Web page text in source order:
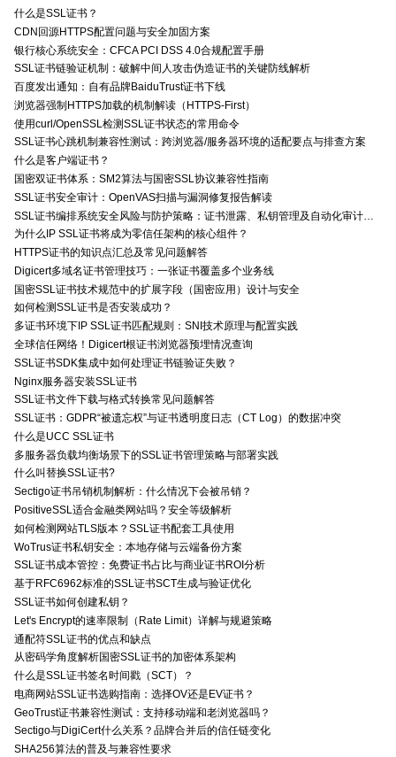
什么是SSL证书？
CDN回源HTTPS配置问题与安全加固方案
银行核心系统安全：CFCA PCI DSS 4.0合规配置手册
SSL证书链验证机制：破解中间人攻击伪造证书的关键防线解析
百度发出通知：自有品牌BaiduTrust证书下线
浏览器强制HTTPS加载的机制解读（HTTPS-First）
使用curl/OpenSSL检测SSL证书状态的常用命令
SSL证书心跳机制兼容性测试：跨浏览器/服务器环境的适配要点与排查方案
什么是客户端证书？
国密双证书体系：SM2算法与国密SSL协议兼容性指南
SSL证书安全审计：OpenVAS扫描与漏洞修复报告解读
为什么IP SSL证书将成为零信任架构的核心组件？
HTTPS证书的知识点汇总及常见问题解答
Digicert多域名证书管理技巧：一张证书覆盖多个业务线
国密SSL证书技术规范中的扩展字段（国密应用）设计与安全
如何检测SSL证书是否安装成功？
多证书环境下IP SSL证书匹配规则：SNI技术原理与配置实践
全球信任网络！Digicert根证书浏览器预埋情况查询
SSL证书SDK集成中如何处理证书链验证失败？
Nginx服务器安装SSL证书
SSL证书文件下载与格式转换常见问题解答
SSL证书：GDPR“被遗忘权”与证书透明度日志（CT Log）的数据冲突
什么是UCC SSL证书
多服务器负载均衡场景下的SSL证书管理策略与部署实践
什么叫替换SSL证书?
Sectigo证书吊销机制解析：什么情况下会被吊销？
PositiveSSL适合金融类网站吗？安全等级解析
如何检测网站TLS版本？SSL证书配套工具使用
WoTrus证书私钥安全：本地存储与云端备份方案
SSL证书成本管控：免费证书占比与商业证书ROI分析
基于RFC6962标准的SSL证书SCT生成与验证优化
SSL证书如何创建私钥？
Let's Encrypt的速率限制（Rate Limit）详解与规避策略
通配符SSL证书的优点和缺点
从密码学角度解析国密SSL证书的加密体系架构
什么是SSL证书签名时间戳（SCT）？
电商网站SSL证书选购指南：选择OV还是EV证书？
GeoTrust证书兼容性测试：支持移动端和老浏览器吗？
Sectigo与DigiCert什么关系？品牌合并后的信任链变化
SHA256算法的普及与兼容性要求